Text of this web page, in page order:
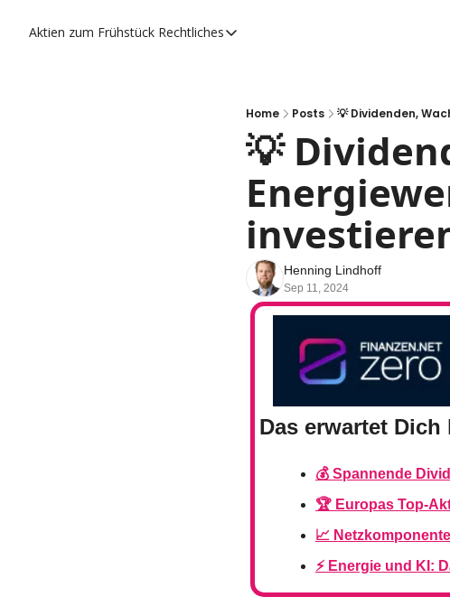
Aktien zum Frühstück Rechtliches
Rechtliches
Impressum
Home Posts 💡 Dividenden,
💡
Henning Lindhoff
Sep 11, 2024
Das erwartet Dich
💰 Spannende
🏆 Europas Top-
📈
⚡ Energie und KI: